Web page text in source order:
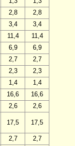
2,8
2,8
3,4
3,4
11,4
11,4
6,9
6,9
2,7
2,7
2,3
2,3
1,4
1,4
16,6
16,6
2,6
2,6
17,5 17,5
2,7
2,7